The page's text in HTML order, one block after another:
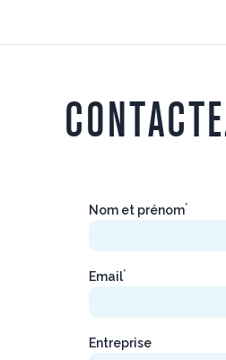
Nom et prénom*
Email*
Entreprise